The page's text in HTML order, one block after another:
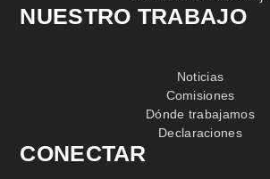
NUESTRO TRABAJO
Noticias
Comisiones
Dónde trabajamos
Declaraciones
CONECTAR